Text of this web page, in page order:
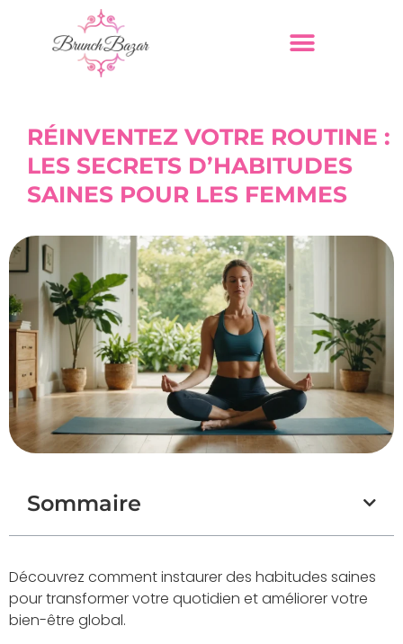
RÉINVENTEZ VOTRE ROUTINE :
LES SECRETS D’HABITUDES
SAINES POUR LES FEMMES
Sommaire
Découvrez comment instaurer des habitudes saines
pour transformer votre quotidien et améliorer votre
bien-être global.